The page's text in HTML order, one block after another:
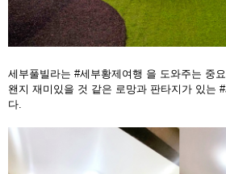
세부풀빌라는 #세부황제여행 을 도와주는 중
왠지 재미있을 것 같은 로망과 판타지가 있는
다.